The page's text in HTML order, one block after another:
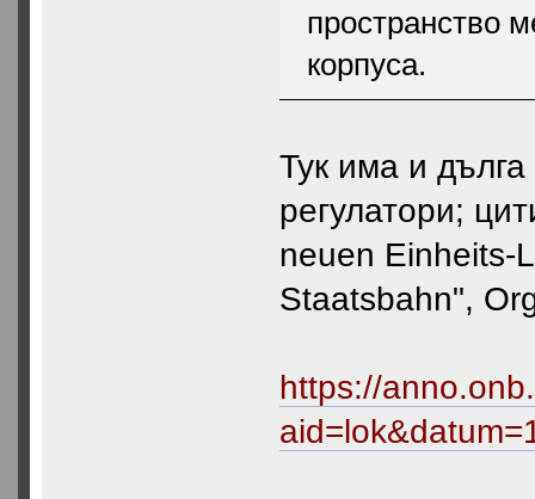
пространство
корпуса.
Тук има и дълга
регулатори;
neuen Einheits-
Staatsbahn",
https://